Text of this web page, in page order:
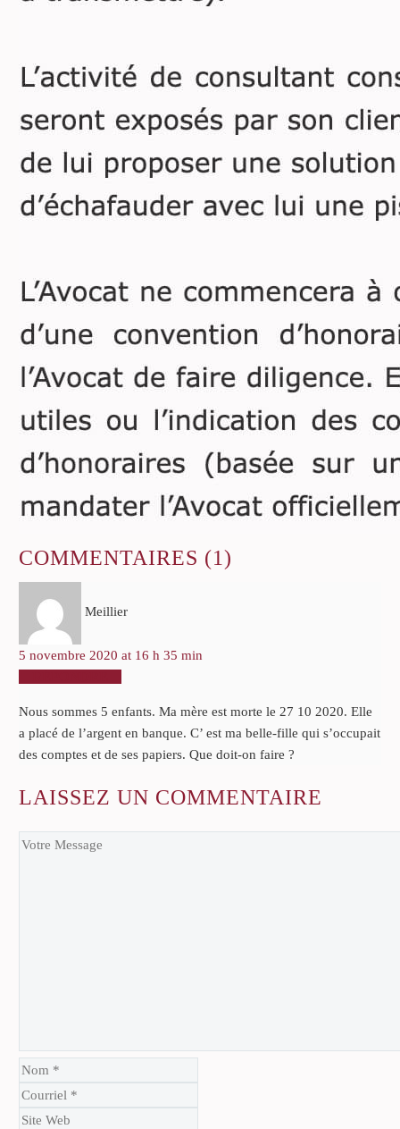
COMMENTAIRES (1)
Meillier
5 novembre 2020 at 16 h 35 min
Nous sommes 5 enfants. Ma mère est morte le 27 10 2020. Elle
a placé de l’argent en banque. C’ est ma belle-fille qui s’occupait
des comptes et de ses papiers. Que doit-on faire ?
LAISSEZ UN COMMENTAIRE